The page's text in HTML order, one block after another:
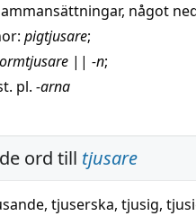
något
: pigtjusare;
ormtjusare || -n;
pl. -arna
ord till tjusare
, tjuserska, tjusig,